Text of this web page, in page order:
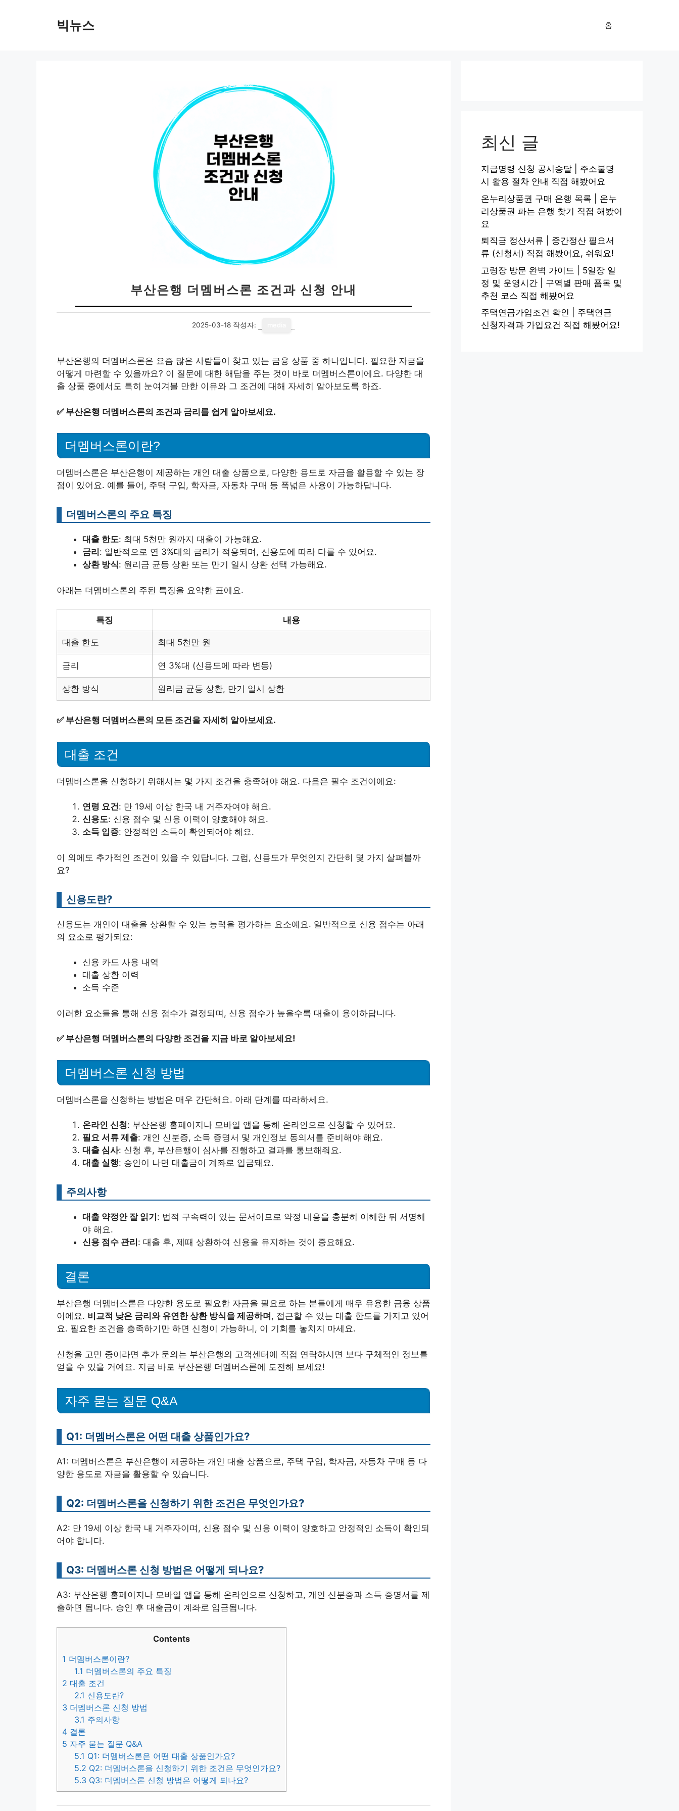
빅뉴스 홈
부산은행 더멤버스론 조건과 신청 안내
2025-03-18 작성자:
부산은행의 더멤버스론은 요즘 많은 사람들이 찾고 있는 금융 상품 중 하나입니다. 필요한 자금을
어떻게 마련할 수 있을까요? 이 질문에 대한 해답을 주는 것이 바로 더멤버스론이에요. 다양한 대
출 상품 중에서도 특히 눈여겨볼 만한 이유와 그 조건에 대해 자세히 알아보도록 하죠.
✅ 부산은행 더멤버스론의 조건과 금리를 쉽게 알아보세요.
더멤버스론이란?
더멤버스론은 부산은행이 제공하는 개인 대출 상품으로, 다양한 용도로 자금을 활용할 수 있는 장
점이 있어요. 예를 들어, 주택 구입, 학자금, 자동차 구매 등 폭넓은 사용이 가능하답니다.
더멤버스론의 주요 특징
대출 한도: 최대 5천만 원까지 대출이 가능해요.
금리 : 일반적으로 연 3%대의 금리가 적용되며, 신용도에 따라 다를 수 있어요.
상환 방식: 원리금 균등 상환 또는 만기 일시 상환 선택 가능해요.
아래는 더멤버스론의 주된 특징을 요약한 표에요.
특징 내용
대출 한도 최대 5천만 원
금리 연 3%대 (신용도에 따라 변동)
상환 방식 원리금 균등 상환, 만기 일시 상환
✅ 부산은행 더멤버스론의 모든 조건을 자세히 알아보세요.
대출 조건
더멤버스론을 신청하기 위해서는 몇 가지 조건을 충족해야 해요. 다음은 필수 조건이에요:
연령 요건: 만 19세 이상 한국 내 거주자여야 해요.
신용도: 신용 점수 및 신용 이력이 양호해야 해요.
소득 입증: 안정적인 소득이 확인되어야 해요.
이 외에도 추가적인 조건이 있을 수 있답니다. 그럼, 신용도가 무엇인지 간단히 몇 가지 살펴볼까
요?
신용도란?
신용도는 개인이 대출을 상환할 수 있는 능력을 평가하는 요소예요. 일반적으로 신용 점수는 아래
의 요소로 평가되요:
신용 카드 사용 내역
대출 상환 이력
소득 수준
이러한 요소들을 통해 신용 점수가 결정되며, 신용 점수가 높을수록 대출이 용이하답니다.
✅ 부산은행 더멤버스론의 다양한 조건을 지금 바로 알아보세요!
더멤버스론 신청 방법
더멤버스론을 신청하는 방법은 매우 간단해요. 아래 단계를 따라하세요.
온라인 신청: 부산은행 홈페이지나 모바일 앱을 통해 온라인으로 신청할 수 있어요.
필요 서류 제출: 개인 신분증, 소득 증명서 및 개인정보 동의서를 준비해야 해요.
대출 심사: 신청 후, 부산은행이 심사를 진행하고 결과를 통보해줘요.
대출 실행: 승인이 나면 대출금이 계좌로 입금돼요.
주의사항
대출 약정안 잘 읽기 : 법적 구속력이 있는 문서이므로 약정 내용을 충분히 이해한 뒤 서명해
야 해요.
신용 점수 관리 : 대출 후, 제때 상환하여 신용을 유지하는 것이 중요해요.
결론
부산은행 더멤버스론은 다양한 용도로 필요한 자금을 필요로 하는 분들에게 매우 유용한 금융 상품
이에요. 비교적 낮은 금리와 유연한 상환 방식을 제공하며 , 접근할 수 있는 대출 한도를 가지고 있어
요. 필요한 조건을 충족하기만 하면 신청이 가능하니, 이 기회를 놓치지 마세요.
신청을 고민 중이라면 추가 문의는 부산은행의 고객센터에 직접 연락하시면 보다 구체적인 정보를
얻을 수 있을 거예요. 지금 바로 부산은행 더멤버스론에 도전해 보세요!
자주 묻는 질문 Q&A
Q1: 더멤버스론은 어떤 대출 상품인가요?
A1: 더멤버스론은 부산은행이 제공하는 개인 대출 상품으로, 주택 구입, 학자금, 자동차 구매 등 다
양한 용도로 자금을 활용할 수 있습니다.
Q2: 더멤버스론을 신청하기 위한 조건은 무엇인가요?
A2: 만 19세 이상 한국 내 거주자이며, 신용 점수 및 신용 이력이 양호하고 안정적인 소득이 확인되
어야 합니다.
Q3: 더멤버스론 신청 방법은 어떻게 되나요?
A3: 부산은행 홈페이지나 모바일 앱을 통해 온라인으로 신청하고, 개인 신분증과 소득 증명서를 제
출하면 됩니다. 승인 후 대출금이 계좌로 입금됩니다.
Contents
1 더멤버스론이란?
1.1 더멤버스론의 주요 특징
2 대출 조건
2.1 신용도란?
3 더멤버스론 신청 방법
3.1 주의사항
4 결론
5 자주 묻는 질문 Q&A
5.1 Q1: 더멤버스론은 어떤 대출 상품인가요?
5.2 Q2: 더멤버스론을 신청하기 위한 조건은 무엇인가요?
5.3 Q3: 더멤버스론 신청 방법은 어떻게 되나요?
최신 글
지급명령 신청 공시송달 | 주소불명
시 활용 절차 안내 직접 해봤어요
온누리상품권 구매 은행 목록 | 온누
리상품권 파는 은행 찾기 직접 해봤어
요
퇴직금 정산서류 | 중간정산 필요서
류 (신청서) 직접 해봤어요, 쉬워요!
고령장 방문 완벽 가이드 | 5일장 일
정 및 운영시간 | 구역별 판매 품목 및
추천 코스 직접 해봤어요
주택연금가입조건 확인 | 주택연금
신청자격과 가입요건 직접 해봤어요!